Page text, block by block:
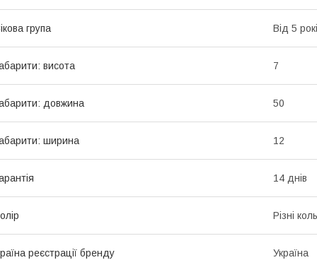
група Від 5
висота 7
довжина 50
ширина 12
14 днів
Різні
реєстрації бренду Україна